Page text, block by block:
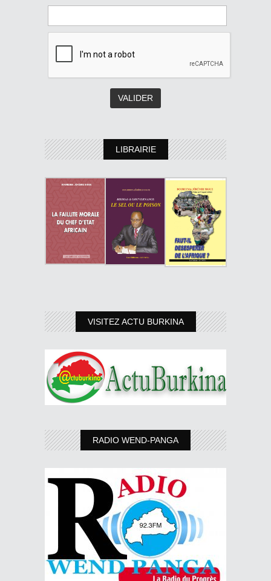
LIBRAIRIE
VISITEZ ACTU BURKINA
RADIO WEND-PANGA